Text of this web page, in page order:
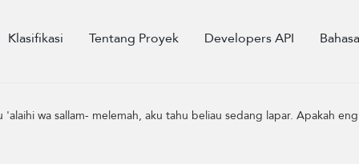
Klasifikasi Tentang Proyek Developers API
wa sallam- melemah, aku tahu beliau sedang lapar. Apakah